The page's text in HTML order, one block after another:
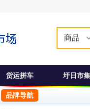
商品
货运拼车 圩日市集
品牌导航